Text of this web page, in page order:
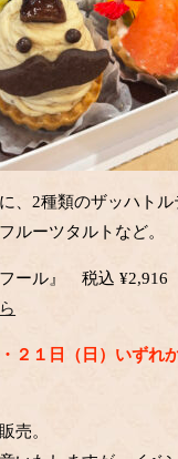
、2種類のザッハト
ルーツタルトなど。
ール』 税込 ¥2,916
２１日（日）いずれ
売。